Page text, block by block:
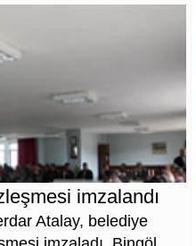
imzalandı
Atalay, belediye